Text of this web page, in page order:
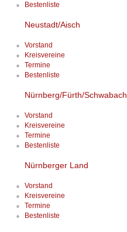
Bestenliste
Neustadt/Aisch
Vorstand
Kreisvereine
Termine
Bestenliste
Nürnberg/Fürth/Schwabach
Vorstand
Kreisvereine
Termine
Bestenliste
Nürnberger Land
Vorstand
Kreisvereine
Termine
Bestenliste